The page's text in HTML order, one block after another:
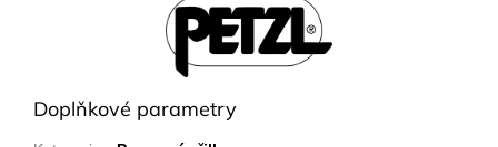
Doplňkové parametry